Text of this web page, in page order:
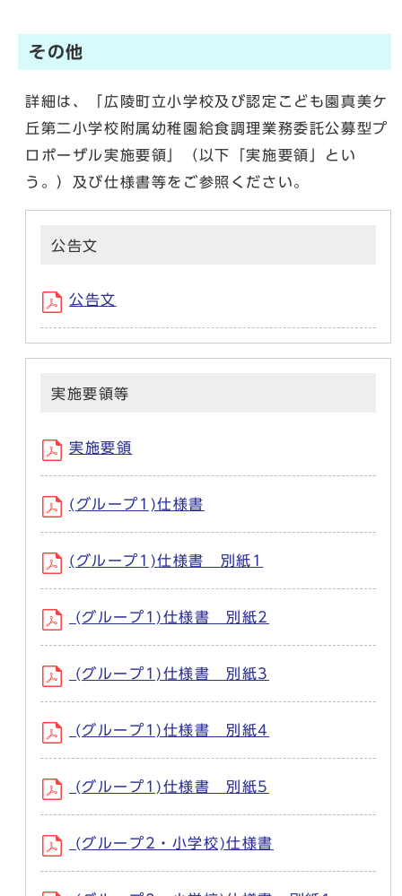
その他
詳細は、「広陵町立小学校及び認定こども園真美ケ
丘第二小学校附属幼稚園給食調理業務委託公募型プ
ロポーザル実施要領」（以下「実施要領」とい
う。）及び仕様書等をご参照ください。
公告文
公告文
実施要領等
実施要領
(グループ1)仕様書
(グループ1)仕様書 別紙1
(グループ1)仕様書 別紙2
(グループ1)仕様書 別紙3
(グループ1)仕様書 別紙4
(グループ1)仕様書 別紙5
(グループ2・小学校)仕様書